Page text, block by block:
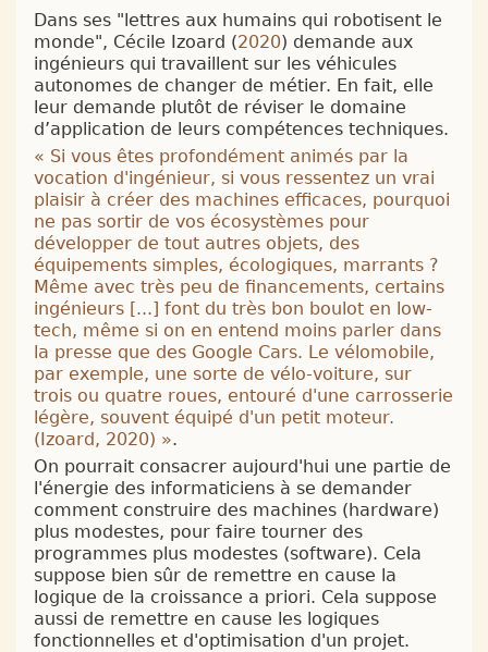
Dans ses "lettres aux humains qui robotisent le
monde", Cécile Izoard (2020) demande aux
ingénieurs qui travaillent sur les véhicules
autonomes de changer de métier. En fait, elle
leur demande plutôt de réviser le domaine
d’application de leurs compétences techniques.
« Si vous êtes profondément animés par la
vocation d'ingénieur, si vous ressentez un vrai
plaisir à créer des machines efficaces, pourquoi
ne pas sortir de vos écosystèmes pour
développer de tout autres objets, des
équipements simples, écologiques, marrants ?
Même avec très peu de financements, certains
ingénieurs [...] font du très bon boulot en low-
tech, même si on en entend moins parler dans
la presse que des Google Cars. Le vélomobile,
par exemple, une sorte de vélo-voiture, sur
trois ou quatre roues, entouré d'une carrosserie
légère, souvent équipé d'un petit moteur.
(Izoard, 2020) ».
On pourrait consacrer aujourd'hui une partie de
l'énergie des informaticiens à se demander
comment construire des machines (hardware)
plus modestes, pour faire tourner des
programmes plus modestes (software). Cela
suppose bien sûr de remettre en cause la
logique de la croissance a priori. Cela suppose
aussi de remettre en cause les logiques
fonctionnelles et d'optimisation d'un projet.